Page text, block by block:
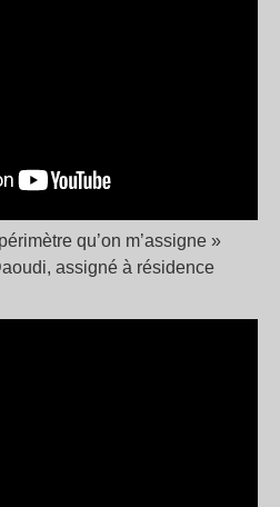
qu’on m’assigne »
assigné à résidence